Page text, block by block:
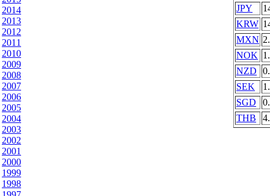
2014
2013
2012
2011
2010
2009
2008
2007
2006
2005
2004
2003
2002
2001
2000
1999
1998
JPY
KRW
MXN
NOK
NZD
SEK
SGD
THB